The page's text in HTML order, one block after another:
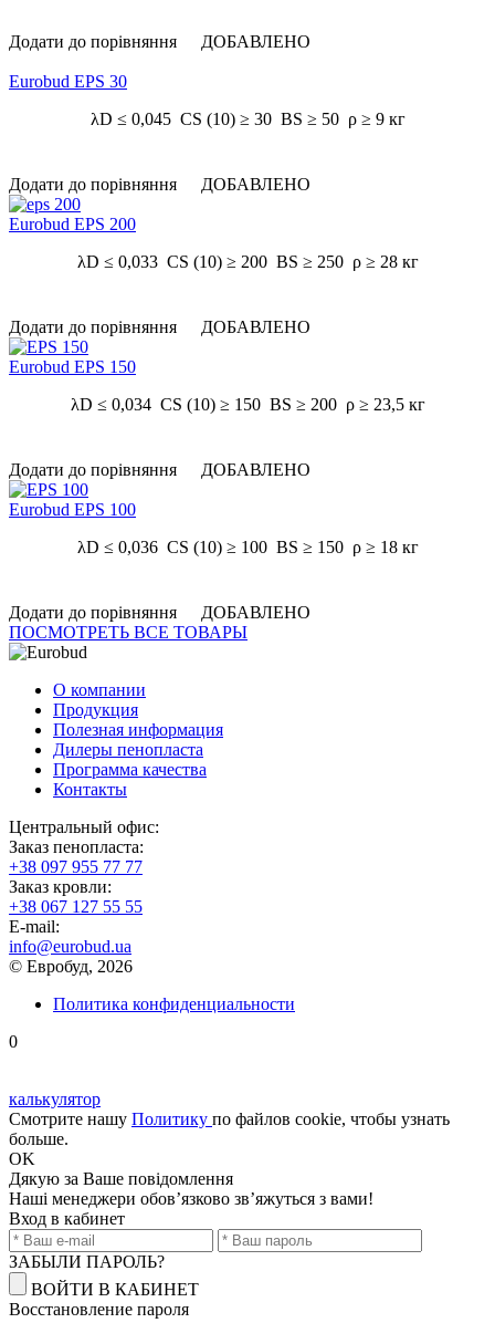
Додати до порівняння ДОБАВЛЕНО
Eurobud EPS 30
λD ≤ 0,045 CS (10) ≥ 30 BS ≥ 50 ρ ≥ 9 кг
Додати до порівняння ДОБАВЛЕНО
Eurobud EPS 200
λD ≤ 0,033 CS (10) ≥ 200 BS ≥ 250 ρ ≥ 28 кг
Додати до порівняння ДОБАВЛЕНО
Eurobud EPS 150
λD ≤ 0,034 CS (10) ≥ 150 BS ≥ 200 ρ ≥ 23,5 кг
Додати до порівняння ДОБАВЛЕНО
Eurobud EPS 100
λD ≤ 0,036 CS (10) ≥ 100 BS ≥ 150 ρ ≥ 18 кг
Додати до порівняння
ДОБАВЛЕНО
ПОСМОТРЕТЬ ВСЕ ТОВАРЫ
О компании
Продукция
Полезная информация
Дилеры пенопласта
Программа качества
Контакты
Центральный офис:
Заказ пенопласта:
+38 097 955 77 77
Заказ кровли:
+38 067 127 55 55
Е-mail:
info@eurobud.ua
© Евробуд, 2026
Политика конфиденциальности
0
калькулятор
Смотрите нашу Политику по файлов cookie, чтобы узнать
больше.
OK
Дякую за Ваше повідомлення
Наші менеджери обов’язково зв’яжуться з вами!
Вход в кабинет
ЗАБЫЛИ ПАРОЛЬ?
ВОЙТИ В КАБИНЕТ
Восстановление пароля